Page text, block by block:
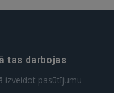
tas darbojas
izveidot pasūtījumu